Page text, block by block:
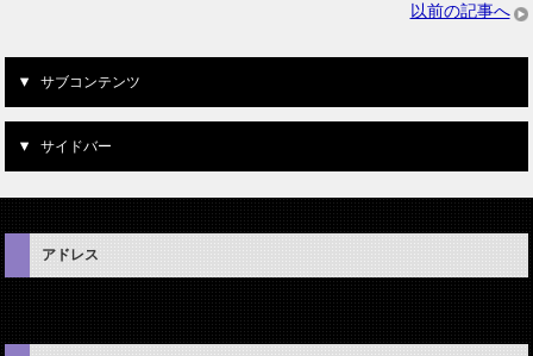
以前の記事へ
サブコンテンツ
サイドバー
アドレス